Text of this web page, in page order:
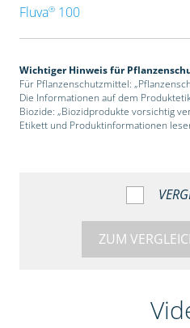
Fluva®100
Wichtiger Hinweis für
Für Pflanzenschutzmittel:
Die Informationen auf dem
Biozide: „Biozidprodukte vorsichtig
Etikett und Produktinformationen
ZUM